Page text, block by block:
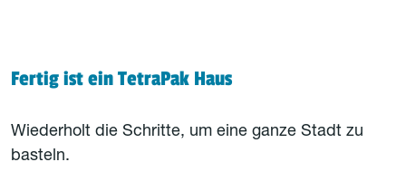
Fertig ist ein TetraPak Haus
Wiederholt die Schritte, um eine ganze Stadt zu
basteln.